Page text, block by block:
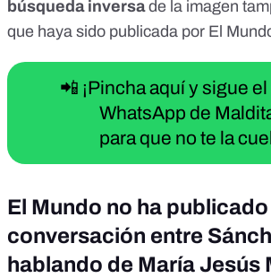
búsqueda inversade la imagen
que haya sido publicada por El
📲 ¡Pincha aquí y sigue
WhatsApp de
para que no te la
El Mundo no ha
conversación entre
hablando de María Jesús